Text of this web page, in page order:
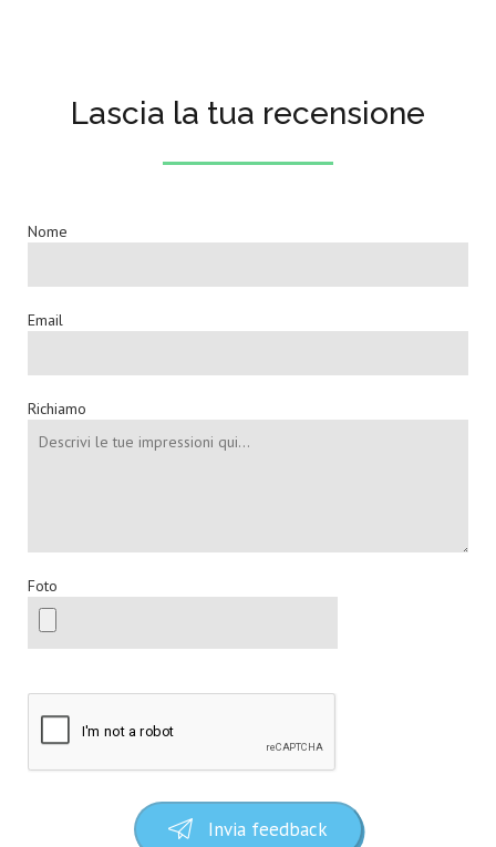
Lascia la tua recensione
Nome
Email
Richiamo
Foto
Invia feedback